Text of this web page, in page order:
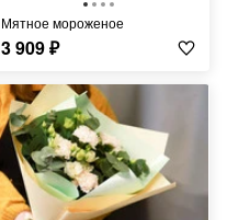
Мятное мороженое
3 909₽